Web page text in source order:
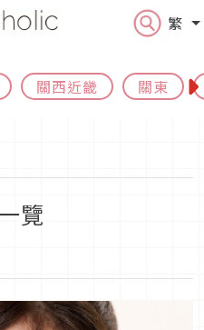
繁
關西近畿 關東
覽